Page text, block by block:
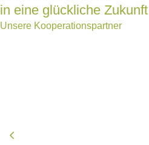
in eine glückliche Zukunft
Unsere Kooperationspartner
Previous